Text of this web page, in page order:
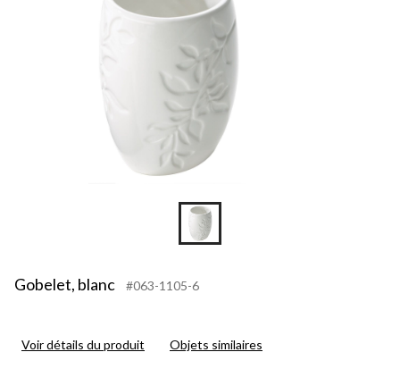
Gobelet, blanc #063-1105-6
Voir détails du produit Objets similaires